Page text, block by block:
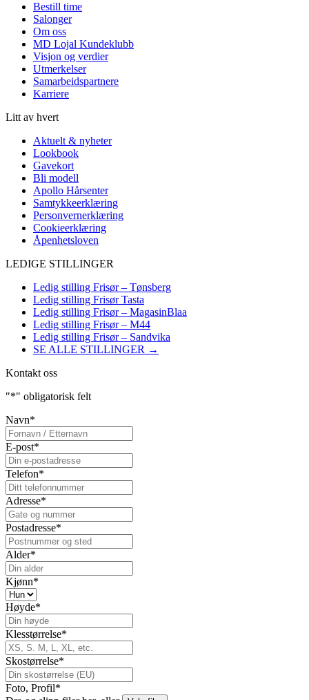
Bestill time
Salonger
Om oss
MD Lojal Kundeklubb
Visjon og verdier
Utmerkelser
Samarbeidspartnere
Karriere
Litt av hvert
Aktuelt & nyheter
Lookbook
Gavekort
Bli modell
Apollo Hårsenter
Samtykkeerklæring
Personvernerklæring
Cookieerklæring
Åpenhetsloven
LEDIGE STILLINGER
Ledig stilling Frisør – Tønsberg
Ledig stilling Frisør Tasta
Ledig stilling Frisør – MagasinBlaa
Ledig stilling Frisør – M44
Ledig stilling Frisør – Sandvika
SE ALLE STILLINGER →
Kontakt oss
"*" obligatorisk felt
Navn*
E-post*
Telefon*
Adresse*
Postadresse*
Alder*
Kjønn*
Høyde*
Klesstørrelse*
Skostørrelse*
Foto, Profil*